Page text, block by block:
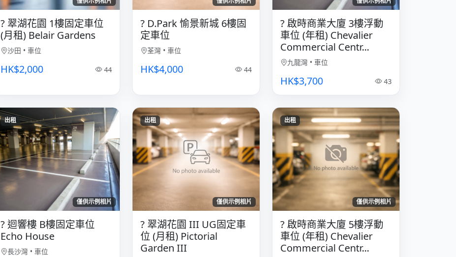
? 翠湖花園 1樓固定車位
(月租) Belair Gardens
沙田 • 車位
HK$2,000 44
? D.Park 愉景新城 6樓固
定車位
荃灣 • 車位
HK$4,000 44
? 啟時商業大廈 3樓浮動
車位 (年租) Chevalier
Commercial Centr...
九龍灣 • 車位
HK$3,700 43
僅供示例相片
出租
?️ 迴響樓 B樓固定車位
Echo House
長沙灣 • 車位
僅供示例相片
出租
?️ 翠湖花園 III UG固定車
位 (月租) Pictorial
Garden III
僅供示例相片
出租
? 啟時商業大廈 5樓浮動
車位 (年租) Chevalier
Commercial Centr...